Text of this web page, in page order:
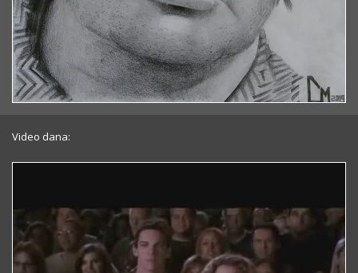
Video dana: